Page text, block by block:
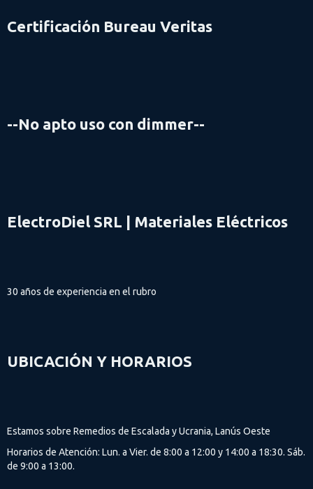
Certificación Bureau Veritas
--No apto uso con dimmer--
ElectroDiel SRL | Materiales Eléctricos
30 años de experiencia en el rubro
UBICACIÓN Y HORARIOS
Estamos sobre Remedios de Escalada y Ucrania, Lanús Oeste
Horarios de Atención: Lun. a Vier. de 8:00 a 12:00 y 14:00 a 18:30. Sáb.
de 9:00 a 13:00.